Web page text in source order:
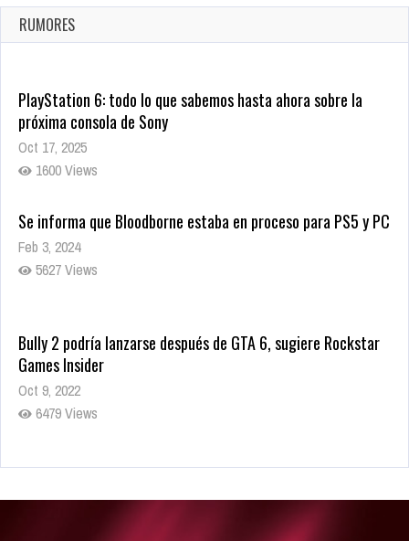
Ago 8, 2021
10001 Views
RUMORES
PlayStation 6: todo lo que sabemos hasta ahora sobre la
próxima consola de Sony
Oct 17, 2025
1600 Views
Se informa que Bloodborne estaba en proceso para PS5 y PC
Feb 3, 2024
5627 Views
Bully 2 podría lanzarse después de GTA 6, sugiere Rockstar
Games Insider
Oct 9, 2022
6479 Views
Rumor: Se filtran los primeros detalles de Resident Evil 9